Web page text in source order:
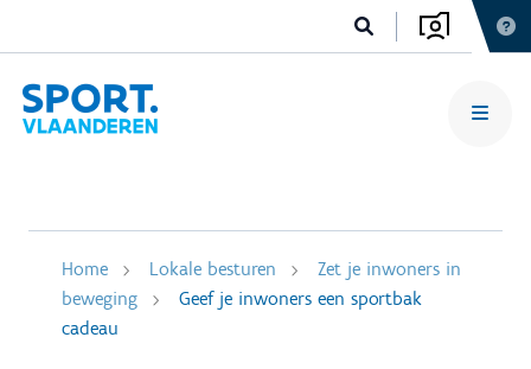
Home Lokale besturen
Zet je inwoners in
beweging
Geef je inwoners een sportbak
cadeau